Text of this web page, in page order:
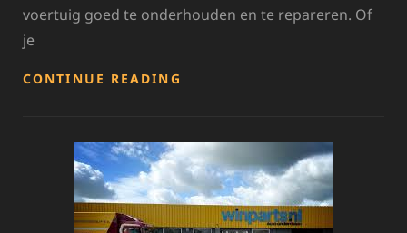
voertuig goed te onderhouden en te repareren. Of
je
CONTINUE READING
OP
MARKTPLAATS